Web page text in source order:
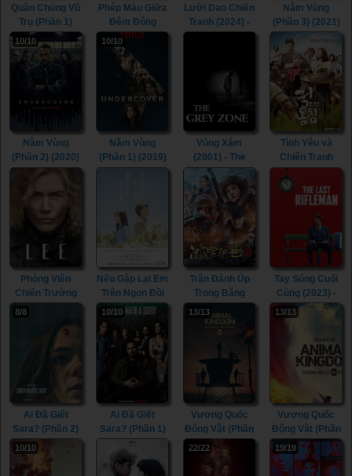
Quân Chủng Vũ
Trụ (Phần 1)
(2020) - Space
Force (Season
1) (2020)
Phép Màu Giữa
Đêm Đông
(2023) - White
Bird (2023)
Lưỡi Dao Chiến
Tranh (2024) -
Nằm Vùng
(Phần 3) (2021)
- Undercover
(Season 3)
(2021)
10/10
Nằm Vùng
(Phần 2) (2020)
(2020)
10/10
Nằm Vùng
(Phần 1) (2019)
- Undercover
Vùng Xám
(2001) - The
Grey Zone
(2001)
Tình Yêu và
Chiến Tranh
(2011) - In Love
and the War
(2011)
Phóng Viên
Chiến Trường
(2024) - Lee
Nếu Gặp Lại Em
Trên Ngọn Đồi
Hoa Nở (2023) -
Till We Meet
Again on the
Lily Hill (2023)
Trận Đánh Úp
Trong Băng
Tuyết 2 (2023) -
Ice Sniper 2
(2023)
Tay Súng Cuối
Cùng (2023) -
The Last
Rifleman (2023)
8/8
Ai Đã Giết
Sara? (Phần 2)
(2021) - Who
Killed Sara?
(Season 2)
10/10
Ai Đã Giết
Sara? (Phần 1)
(2021) - Who
Killed Sara?
(Season 1)
13/13
Vương Quốc
Động Vật (Phần
5) (2021) -
Animal
Kingdom
13/13
Vương Quốc
Động Vật (Phần
4) (2019) -
Animal
Kingdom
10/10 22/22 19/19